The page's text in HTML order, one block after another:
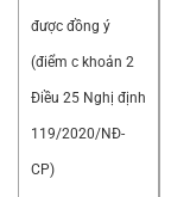
được đồng ý
(điểm c khoản 2
Điều 25 Nghị định
119/2020/NĐ-
CP)